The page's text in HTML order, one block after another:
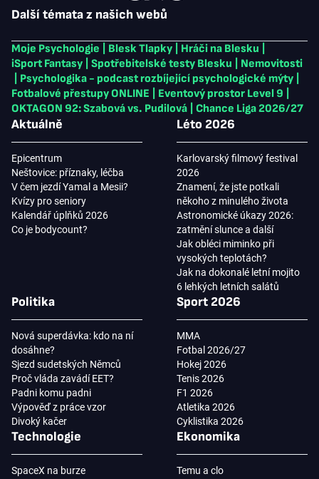
Další témata z našich webů
Moje Psychologie Blesk Tlapky Hráči na Blesku
iSport Fantasy
Spotřebitelské testy Blesku
Nemovitosti
Psychologika - podcast rozbíjející psychologické mýty
Fotbalové přestupy ONLINE
Eventový prostor Level 9
OKTAGON 92: Szabová vs. Pudilová
Chance Liga 2026/27
Aktuálně
Epicentrum
Neštovice: příznaky, léčba
V čem jezdí Yamal a Mesii?
Kvízy pro seniory
Kalendář úplňků 2026
Co je bodycount?
Léto 2026
Karlovarský filmový festival
2026
Znamení, že jste potkali
někoho z minulého života
Astronomické úkazy 2026:
zatmění slunce a další
Jak obléci miminko při
vysokých teplotách?
Jak na dokonalé letní mojito
6 lehkých letních salátů
Politika
Nová superdávka: kdo na ní
dosáhne?
Sjezd sudetských Němců
Proč vláda zavádí EET?
Padni komu padni
Výpověď z práce vzor
Divoký kačer
Sport 2026
MMA
Fotbal 2026/27
Hokej 2026
Tenis 2026
F1 2026
Atletika 2026
Cyklistika 2026
Technologie
SpaceX na burze
Ekonomika
Temu a clo